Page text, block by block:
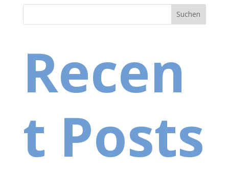
Suchen
Recen
t Posts